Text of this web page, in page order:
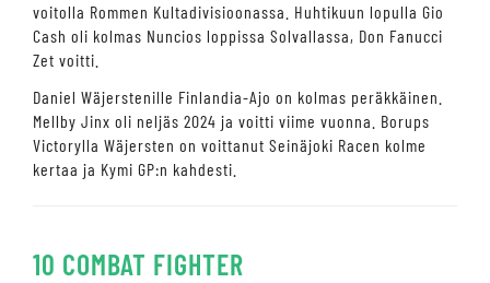
voitolla Rommen Kultadivisioonassa. Huhtikuun lopulla Gio
Cash oli kolmas Nuncios loppissa Solvallassa, Don Fanucci
Zet voitti.
Daniel Wäjerstenille Finlandia-Ajo on kolmas peräkkäinen.
Mellby Jinx oli neljäs 2024 ja voitti viime vuonna. Borups
Victorylla Wäjersten on voittanut Seinäjoki Racen kolme
kertaa ja Kymi GP:n kahdesti.
10 COMBAT FIGHTER